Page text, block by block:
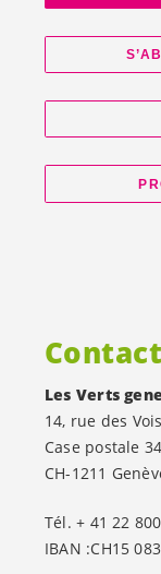
Contact
Les Verts
14, rue des
Case postale
CH-1211
Tél. + 41 22
IBAN :CH15